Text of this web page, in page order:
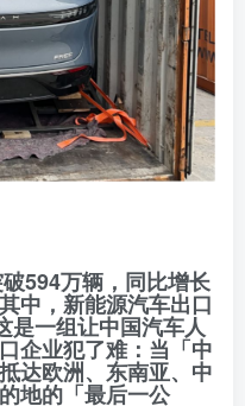
594万辆，同比增长
中，新能源汽车出口
一组让中国汽车人
企业犯了难：当「中
达欧洲、东南亚、中
地的「最后一公